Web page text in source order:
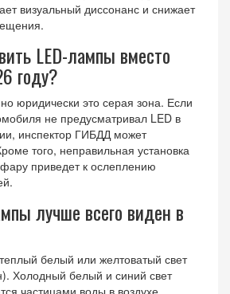
визуальный диссонанс и снижает
LED-лампы вместо
году?
юридически это серая зона. Если
не предусматривал LED в
инспектор ГИБДД может
того, неправильная установка
приведет к ослеплению
лучше всего виден в
белый или желтоватый свет
Холодный белый и синий свет
частицами воды в воздухе,